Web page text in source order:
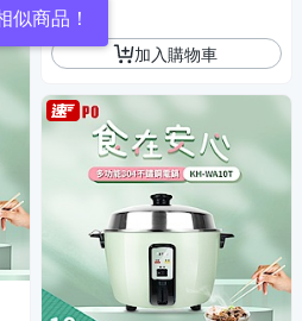
似商品！
券
加入購物車